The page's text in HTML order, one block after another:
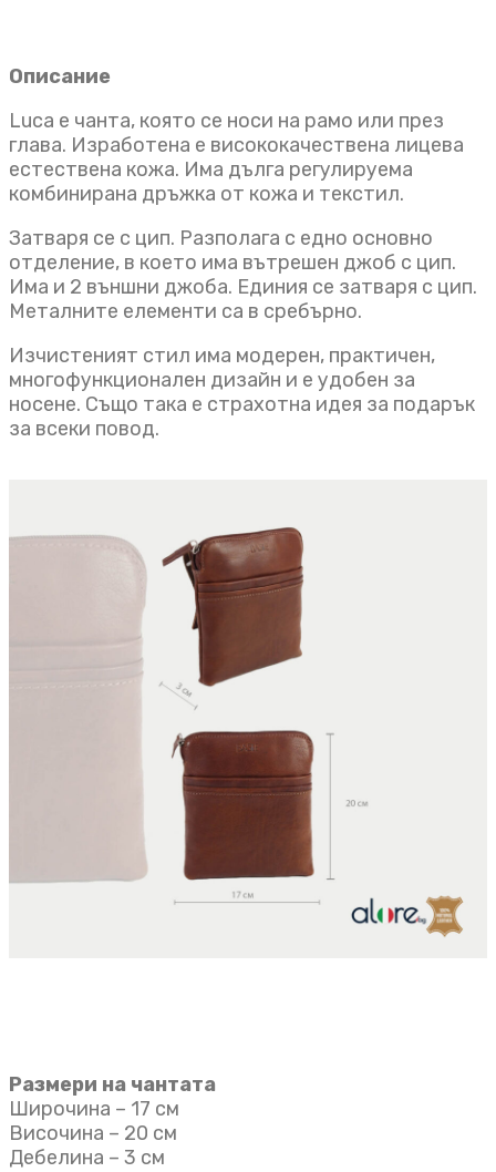
Описание
Luca e чанта, която се носи на рамо или през
глава. Изработена е висококачествена лицева
естествена кожа. Има дълга регулируема
комбинирана дръжка от кожа и текстил.
Затваря се с цип. Разполага с едно основно
отделение, в което има вътрешен джоб с цип.
Има и 2 външни джоба. Единия се затваря с цип.
Металните елементи са в сребърно.
Изчистеният стил има модерен, практичен,
многофункционален дизайн и е удобен за
носене. Също така е страхотна идея за подарък
за всеки повод.
Размери на чантата
Широчина – 17 см
Височина – 20 см
Дебелина – 3 см